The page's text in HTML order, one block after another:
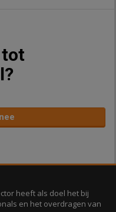
heeft als doel het bij
en het overdragen van